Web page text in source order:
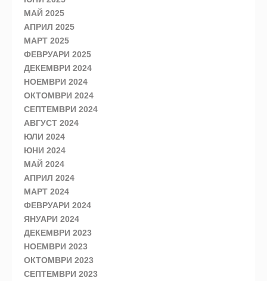
МАЙ 2025
АПРИЛ 2025
МАРТ 2025
ФЕВРУАРИ 2025
ДЕКЕМВРИ 2024
НОЕМВРИ 2024
ОКТОМВРИ 2024
СЕПТЕМВРИ 2024
АВГУСТ 2024
ЮЛИ 2024
ЮНИ 2024
МАЙ 2024
АПРИЛ 2024
МАРТ 2024
ФЕВРУАРИ 2024
ЯНУАРИ 2024
ДЕКЕМВРИ 2023
НОЕМВРИ 2023
ОКТОМВРИ 2023
СЕПТЕМВРИ 2023